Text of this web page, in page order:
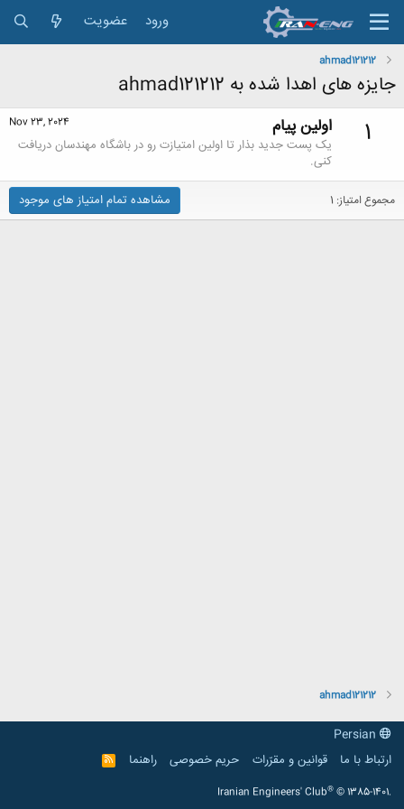
ورود عضویت
ahmad121212
جایزه های اهدا شده به ahmad121212
1
Nov 23, 2024 اولین پیام
یک پست جدید بذار تا اولین امتیازت رو در باشگاه مهندسان دریافت
کنی.
مجموع امتیاز: 1 مشاهده تمام امتیاز های موجود
ahmad121212
ارتباط با ما
قوانین و مقرّرات حریم خصوصی راهنما
R
S
Iranian Engineers' Club® © 1385-1401.